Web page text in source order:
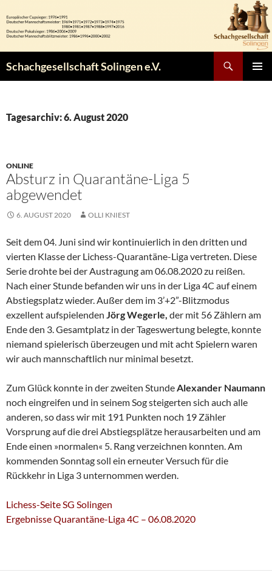
Inhalt
springen
Schachgesellschaft Solingen e.V.
Tagesarchiv: 6. August 2020
ONLINE
Absturz in Quarantäne-Liga 5
abgewendet
6. AUGUST 2020 OLLI KNIEST
Seit dem 04. Juni sind wir kontinuierlich in den dritten und
vierten Klasse der Lichess-Quarantäne-Liga vertreten. Diese
Serie drohte bei der Austragung am 06.08.2020 zu reißen.
Nach einer Stunde befanden wir uns in der Liga 4C auf einem
Abstiegsplatz wieder. Außer dem im 3’+2”-Blitzmodus
exzellent aufspielenden Jörg Wegerle, der mit 56 Zählern am
Ende den 3. Gesamtplatz in der Tageswertung belegte, konnte
niemand spielerisch überzeugen und mit acht Spielern waren
wir auch mannschaftlich nur minimal besetzt.
Zum Glück konnte in der zweiten StundeAlexander Naumann
noch eingreifen und in seinem Sog steigerten sich auch alle
anderen, so dass wir mit 191 Punkten noch 19 Zähler
Vorsprung auf die drei Abstiegsplätze herausarbeiten und am
Ende einen »normalen« 5. Rang verzeichnen konnten. Am
kommenden Sonntag soll ein erneuter Versuch für die
Rückkehr in Liga 3 unternommen werden.
Lichess-Seite SG Solingen
Ergebnisse Quarantäne-Liga 4C – 06.08.2020